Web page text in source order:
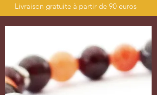
Livraison gratuite à partir de 90 euros